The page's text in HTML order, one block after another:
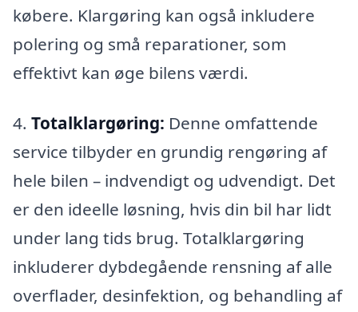
købere. Klargøring kan også inkludere
polering og små reparationer, som
effektivt kan øge bilens værdi.
4. Totalklargøring: Denne omfattende
service tilbyder en grundig rengøring af
hele bilen – indvendigt og udvendigt. Det
er den ideelle løsning, hvis din bil har lidt
under lang tids brug. Totalklargøring
inkluderer dybdegående rensning af alle
overflader, desinfektion, og behandling af